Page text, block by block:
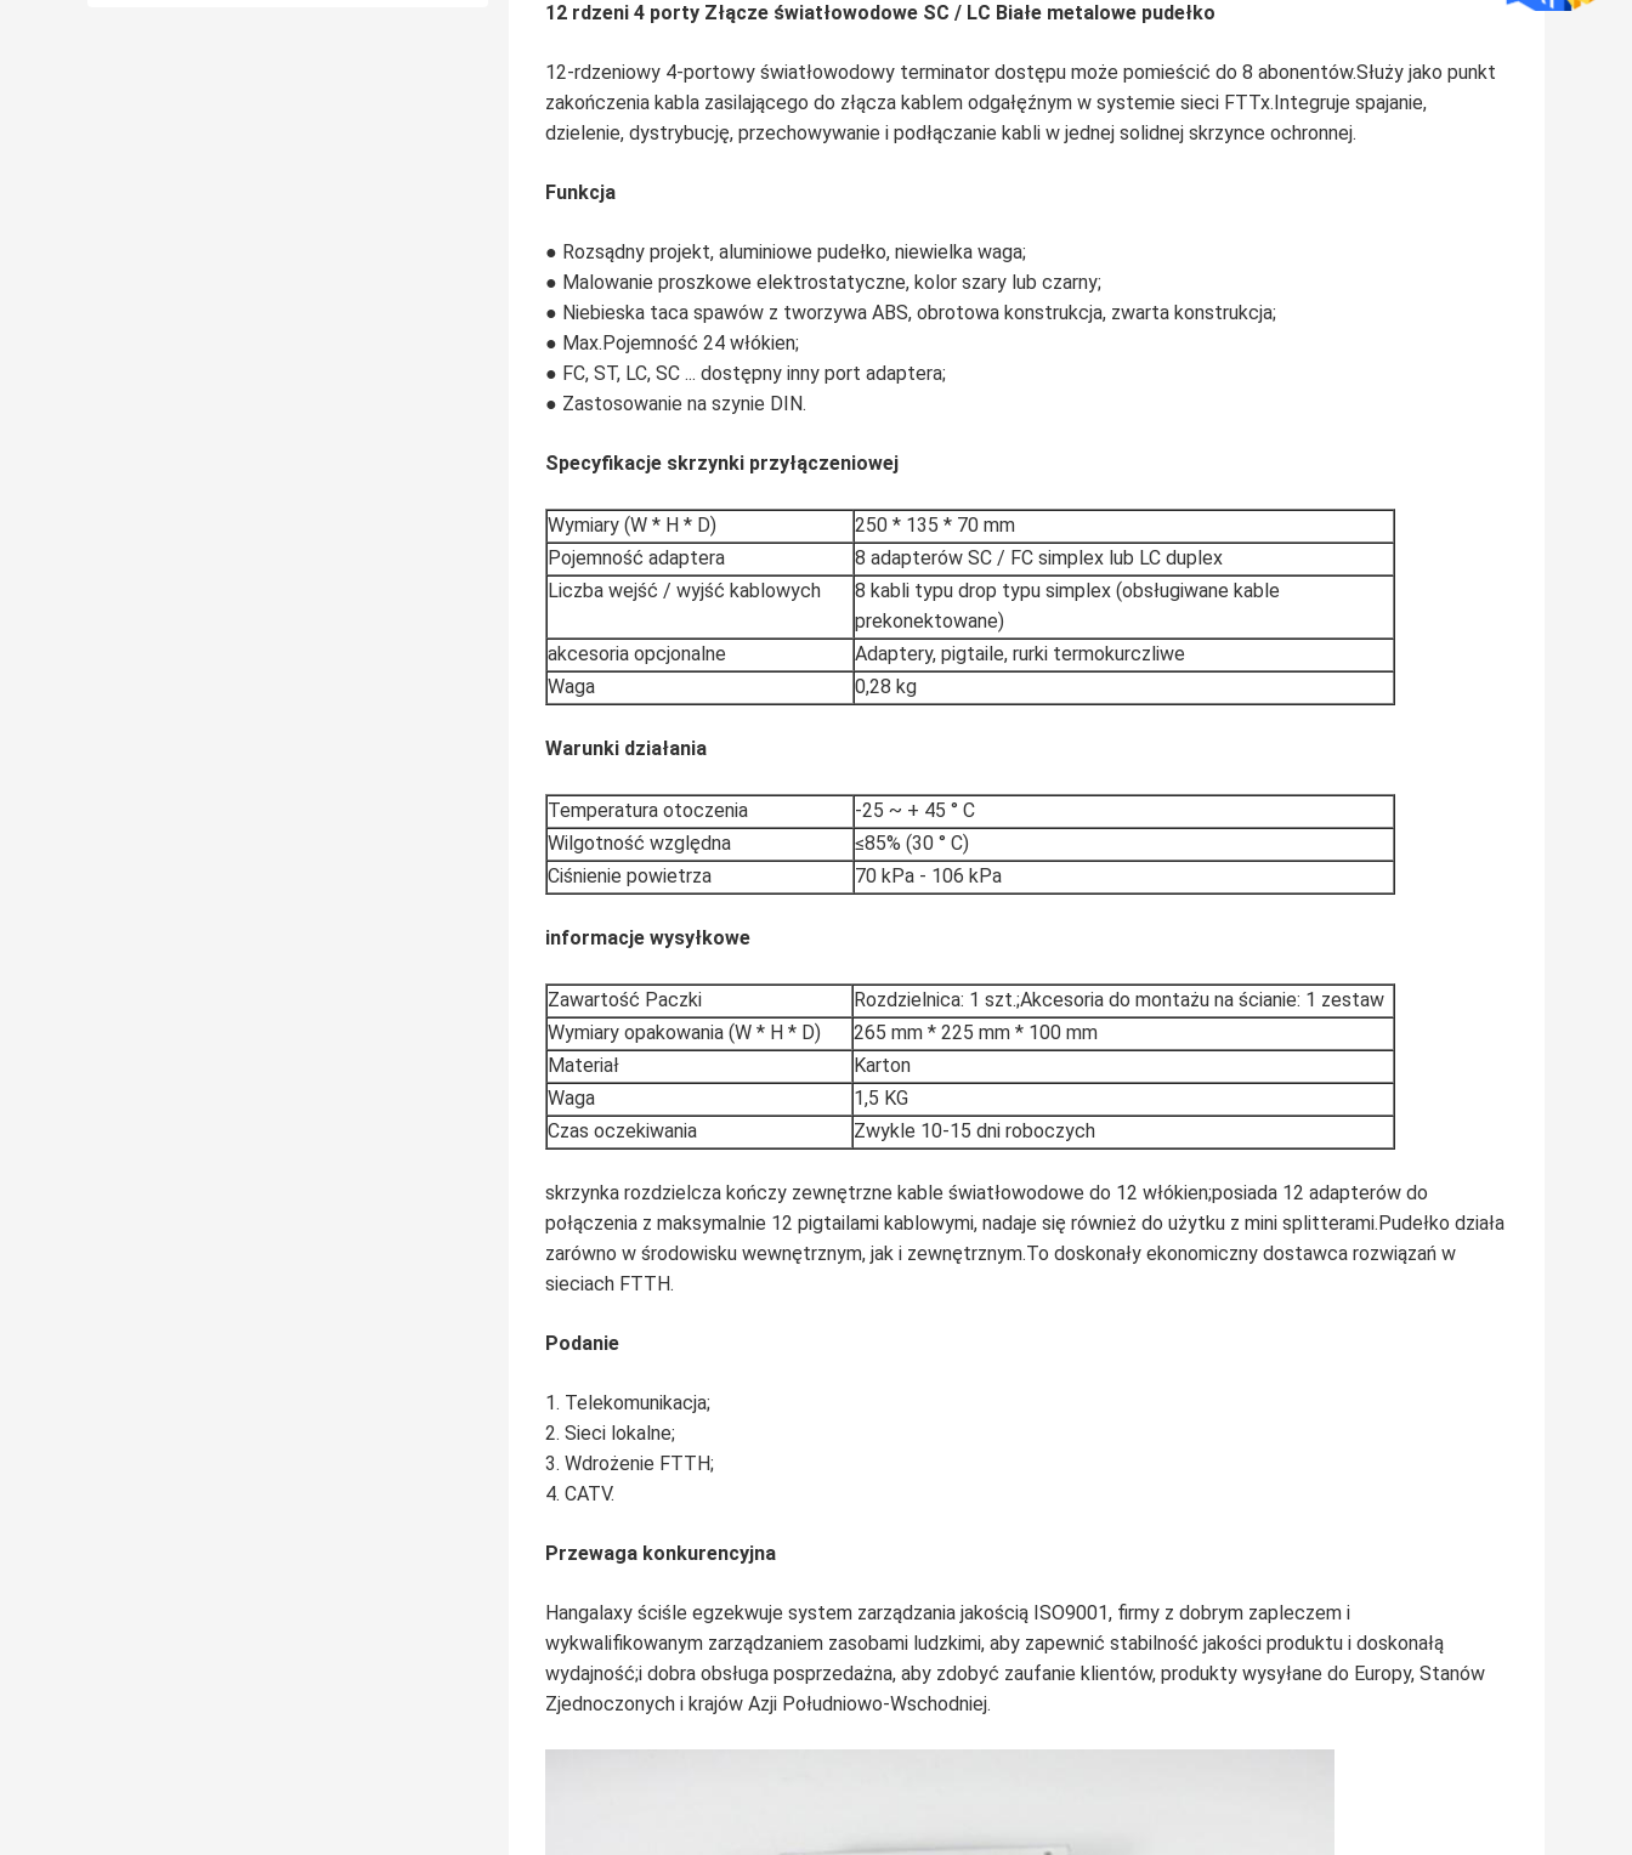
12 rdzeni 4 porty Złącze światłowodowe SC / LC Białe metalowe pudełko
12-rdzeniowy 4-portowy światłowodowy terminator dostępu może pomieścić do 8 abonentów.Służy jako punkt
zakończenia kabla zasilającego do złącza kablem odgałęźnym w systemie sieci FTTx.Integruje spajanie,
dzielenie, dystrybucję, przechowywanie i podłączanie kabli w jednej solidnej skrzynce ochronnej.
Funkcja
● Rozsądny projekt, aluminiowe pudełko, niewielka waga;
● Malowanie proszkowe elektrostatyczne, kolor szary lub czarny;
● Niebieska taca spawów z tworzywa ABS, obrotowa konstrukcja, zwarta konstrukcja;
● Max.Pojemność 24 włókien;
● FC, ST, LC, SC ... dostępny inny port adaptera;
● Zastosowanie na szynie DIN.
Specyfikacje skrzynki przyłączeniowej
Wymiary (W * H * D)
250 * 135 * 70 mm
Pojemność adaptera
8 adapterów SC / FC simplex lub LC duplex
Liczba wejść / wyjść kablowych
8 kabli typu drop typu simplex (obsługiwane kable
prekonektowane)
akcesoria opcjonalne
Adaptery, pigtaile, rurki termokurczliwe
Waga
0,28 kg
Warunki działania
Temperatura otoczenia
-25 ~ + 45 ° C
Wilgotność względna
≤85% (30 ° C)
Ciśnienie powietrza
70 kPa - 106 kPa
informacje wysyłkowe
Zawartość Paczki
Rozdzielnica: 1 szt.;Akcesoria do montażu na ścianie: 1 zestaw
Wymiary opakowania (W * H * D)
265 mm * 225 mm * 100 mm
Materiał
Karton
Waga
1,5 KG
Czas oczekiwania
Zwykle 10-15 dni roboczych
skrzynka rozdzielcza kończy zewnętrzne kable światłowodowe do 12 włókien;posiada 12 adapterów do
połączenia z maksymalnie 12 pigtailami kablowymi, nadaje się również do użytku z mini splitterami.Pudełko działa
zarówno w środowisku wewnętrznym, jak i zewnętrznym.To doskonały ekonomiczny dostawca rozwiązań w
sieciach FTTH.
Podanie
1. Telekomunikacja;
2. Sieci lokalne;
3. Wdrożenie FTTH;
4. CATV.
Przewaga konkurencyjna
Hangalaxy ściśle egzekwuje system zarządzania jakością ISO9001, firmy z dobrym zapleczem i
wykwalifikowanym zarządzaniem zasobami ludzkimi, aby zapewnić stabilność jakości produktu i doskonałą
wydajność;i dobra obsługa posprzedażna, aby zdobyć zaufanie klientów, produkty wysyłane do Europy, Stanów
Zjednoczonych i krajów Azji Południowo-Wschodniej.